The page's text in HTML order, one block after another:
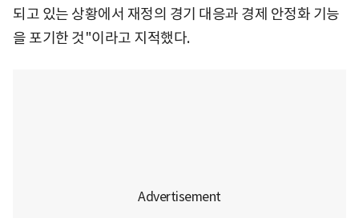
되고 있는 상황에서 재정의 경기 대응과 경제 안정화 기능
을 포기한 것"이라고 지적했다.